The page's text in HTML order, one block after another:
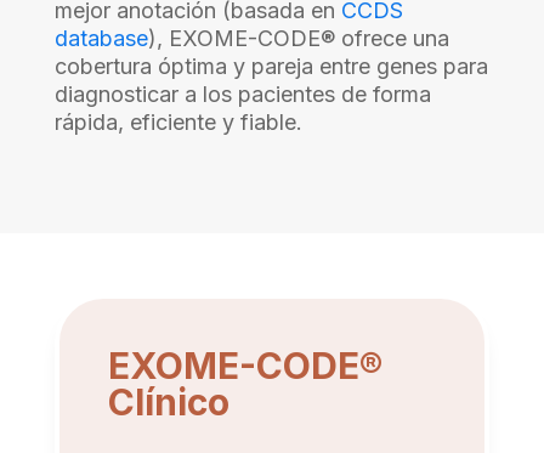
mejor anotación (basada en CCDS
database), EXOME-CODE® ofrece una
cobertura óptima y pareja entre genes para
diagnosticar a los pacientes de forma
rápida, eficiente y fiable.
EXOME-CODE®
Clínico